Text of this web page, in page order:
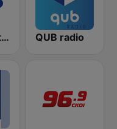
98.5 Montréal QUB radio